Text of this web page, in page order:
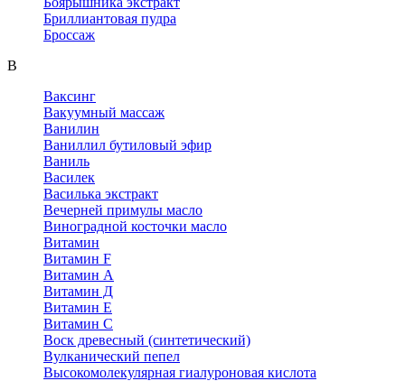
Бриллиантовая пудра
Броссаж
В
Ваксинг
Вакуумный массаж
Ванилин
Ваниллил бутиловый эфир
Ваниль
Василек
Василька экстракт
Вечерней примулы масло
Виноградной косточки масло
Витамин
Витамин F
Витамин А
Витамин Д
Витамин Е
Витамин С
Воск древесный (синтетический)
Вулканический пепел
Высокомолекулярная гиалуроновая кислота